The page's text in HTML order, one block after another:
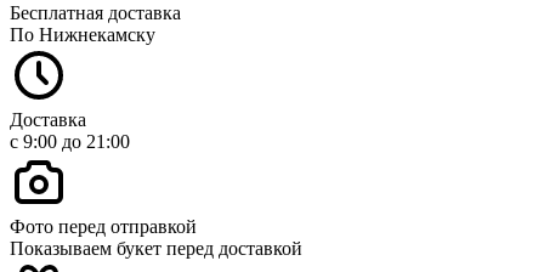
Бесплатная доставка
По Нижнекамску
Доставка
с 9:00 до 21:00
Фото перед отправкой
Показываем букет перед доставкой